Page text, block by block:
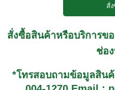
สั่งซื้อสินค้าหรือบริการข
ช่อ
*โทรสอบถามข้อมูลสิน